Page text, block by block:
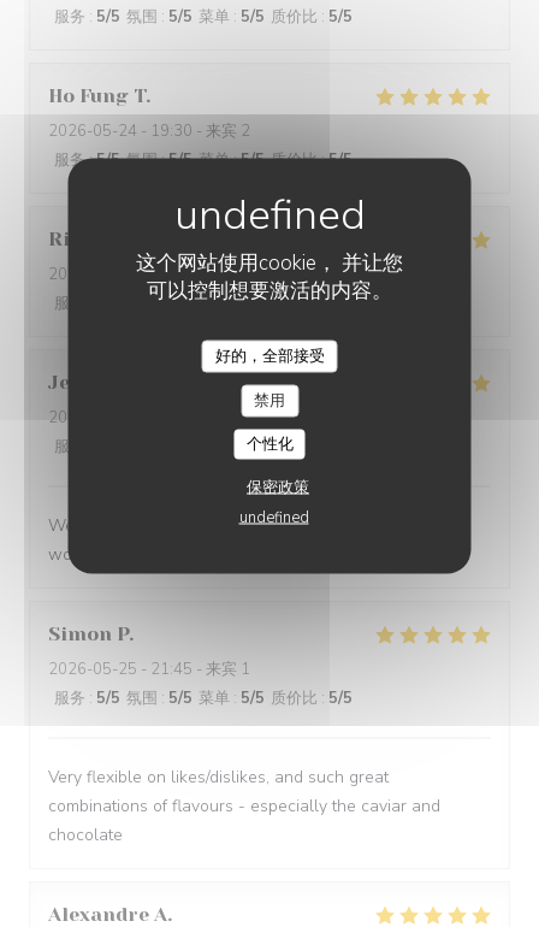
这个网站使用cookie， 并让您
可以控制想要激活的内容。
好的，全部接受
禁用
个性化
保密政策
undefined
服务 : 5/5 氛围 : 5/5 菜单 : 5/5 质价比 : 5/5
Ho Fung T
2026-05-24 - 19:30 - 来宾 2
服务:5/5 氛围:5/5 菜单:5/5 质价比:5/5
Riccardo
2026-05-25- 21:45 - 来宾 2
服务
: 4/5 菜单:5/5 质价比: 5 /5
Jenny
2026-05-25
- 21:15 - 来宾 2
服务
5/5 质价比
We had a great evening at Essencial. The staff was
wonderful and the food was excellent!
Simon P
2026-05-25 - 21:45 - 来宾 1
服务 : 5/5 氛围 : 5/5 菜单 : 5/5 质价比 : 5/5
Very flexible on likes/dislikes, and such great
combinations of flavours - especially the caviar and
chocolate
Alexandre A